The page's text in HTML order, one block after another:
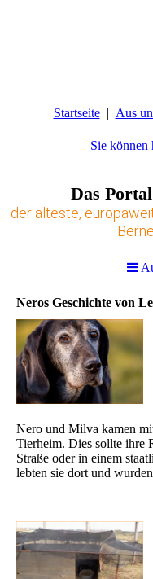
Startseite Aus
Sie können
Das
der älteste,
Neros Geschichte von
Nero und Milva kamen
Tierheim. Dies sollte ihre
Straße oder in einem
lebten sie dort und